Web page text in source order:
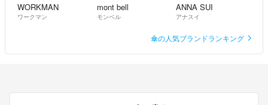
WORKMAN
ワークマン
mont bell
モンベル
ANNA SUI
アナスイ
傘の人気ブランドランキング